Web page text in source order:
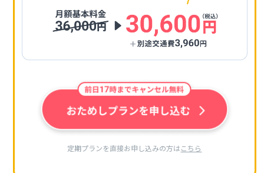
定期プランを直接お申し込みの方はこちら